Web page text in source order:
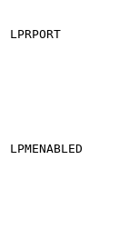
LPRPORT
LPMENABLED